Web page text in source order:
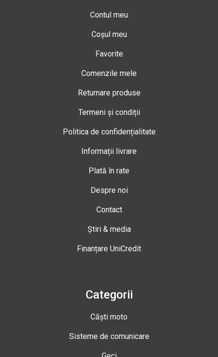
Contul meu
Coșul meu
Favorite
Comenzile mele
Returnare produse
Termeni și condiții
Politica de confidențialitate
Informații livrare
Plată în rate
Despre noi
Contact
Știri & media
Finanțare UniCredit
Categorii
Căști moto
Sisteme de comunicare